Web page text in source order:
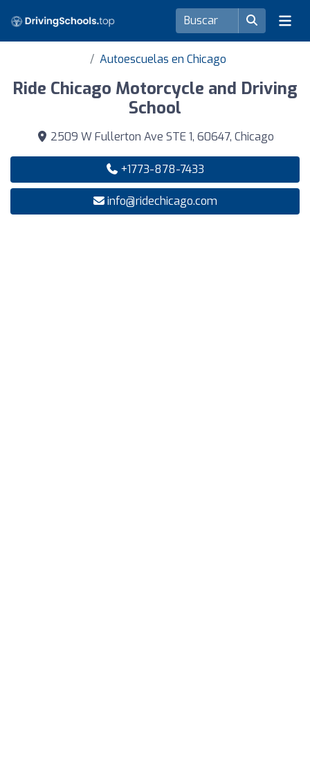
Autoescuelas en Chicago
Ride Chicago Motorcycle and Driving
School
2509 W Fullerton Ave STE 1, 60647, Chicago
+1773-878-7433
info@ridechicago.com